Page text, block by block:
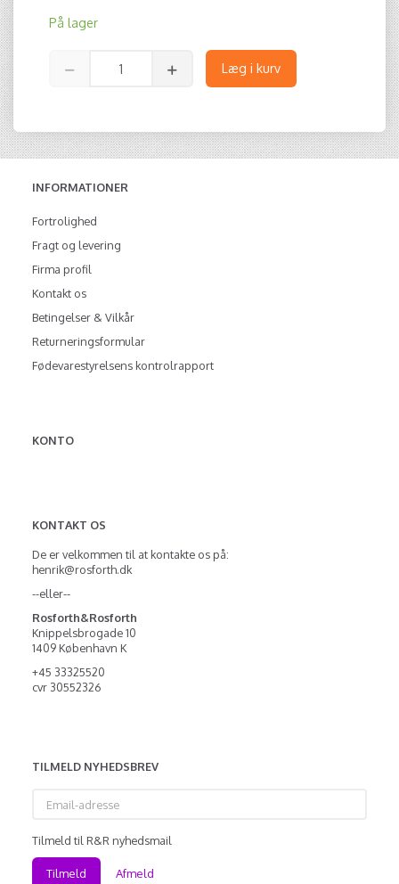
På lager
Læg i kurv
INFORMATIONER
Fortrolighed
Fragt og levering
Firma profil
Kontakt os
Betingelser & Vilkår
Returneringsformular
Fødevarestyrelsens kontrolrapport
KONTO
KONTAKT OS
De er velkommen til at kontakte os på:
henrik@rosforth.dk
--eller--
Rosforth&Rosforth
Knippelsbrogade 10
1409 København K
+45 33325520
cvr 30552326
TILMELD NYHEDSBREV
adresse
Tilmeld til R&R nyhedsmail
Tilmeld Afmeld